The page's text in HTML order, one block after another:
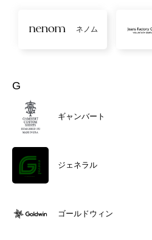
ネノム
G
ギャンバート
ジェネラル
ゴールドウィン